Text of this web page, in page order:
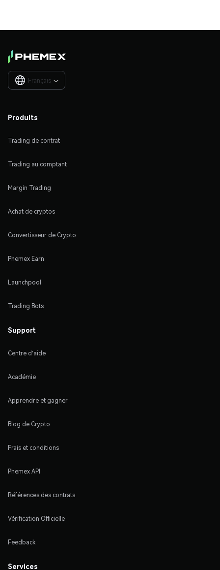
Français 
Produits
Trading de contrat
Trading au comptant
Margin Trading
Achat de cryptos
Convertisseur de Crypto
Phemex Earn
Launchpool
Trading Bots
Support
Centre d'aide
Académie
Apprendre et gagner
Blog de Crypto
Frais et conditions
Phemex API
Références des contrats
Vérification Officielle
Feedback
Services